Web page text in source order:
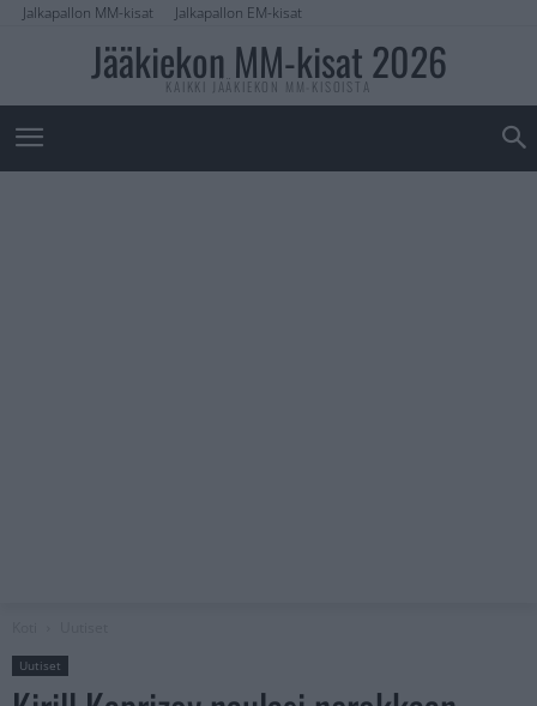
Jalkapallon MM-kisat Jalkapallon EM-kisat
Jääkiekon MM-kisat 2026
KAIKKI JÄÄKIEKON MM-KISOISTA
Uutiset